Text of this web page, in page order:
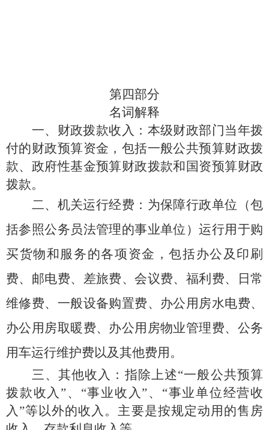
第四部分
名词解释
一、财政拨款收入： 本级财政部门当年拨
付的财政预算资金，包括一般公共预算财政拨
款、政府性基金预算财政拨款和国资预算财政
拨款。
二、机关运行经费： 为保障行政单位（包
括参照公务员法管理的事业单位）运行用于购
买货物和服务的各项资金，包括办公及印刷
费、邮电费、差旅费、会议费、福利费、日常
维修费、一般设备购置费、办公用房水电费、
办公用房取暖费、办公用房物业管理费、公务
用车运行维护费以及其他费用。
三、其他收入： 指除上述“一般公共预算
拨款收入”、“事业收入”、“事业单位经营收
入”等以外的收入。主要是按规定动用的售房